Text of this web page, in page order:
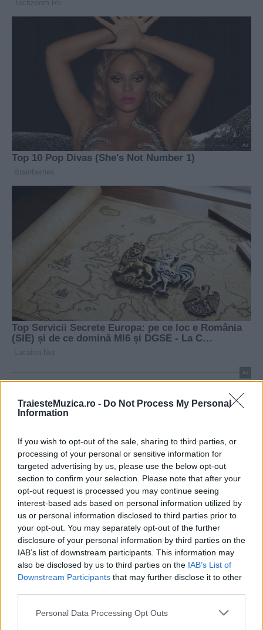
TraiesteMuzica.ro - Do Not Process My Personal
Information
If you wish to opt-out of the sale, sharing to third parties, or
processing of your personal or sensitive information for
targeted advertising by us, please use the below opt-out
section to confirm your selection. Please note that after your
opt-out request is processed you may continue seeing
interest-based ads based on personal information utilized by
us or personal information disclosed to third parties prior to
your opt-out. You may separately opt-out of the further
disclosure of your personal information by third parties on the
IAB’s list of downstream participants. This information may
also be disclosed by us to third parties on the IAB’s List of
Downstream Participants that may further disclose it to other
Please note that this website/app uses one or more Google
Personal Data Processing Opt Outs